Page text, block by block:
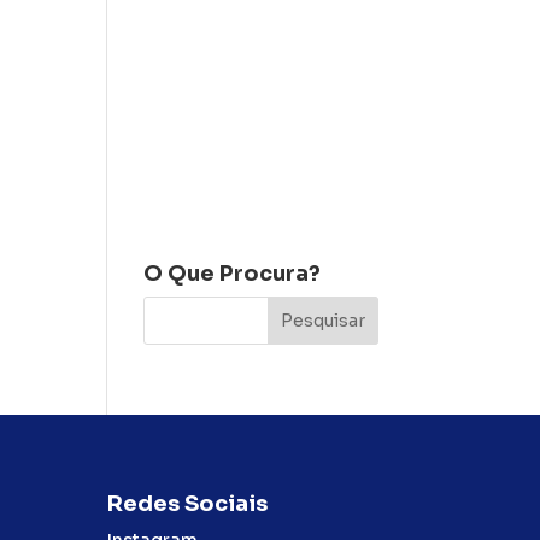
O Que Procura?
Redes Sociais